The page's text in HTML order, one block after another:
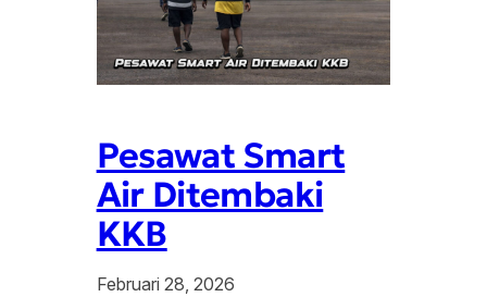
Pesawat Smart
Air Ditembaki
KKB
Februari 28, 2026